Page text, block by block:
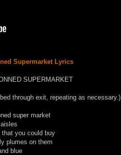
Supermarket Lyrics
SUPERMARKET
through exit, repeating as necessary.)
super market
you could buy
plumes on them
blue